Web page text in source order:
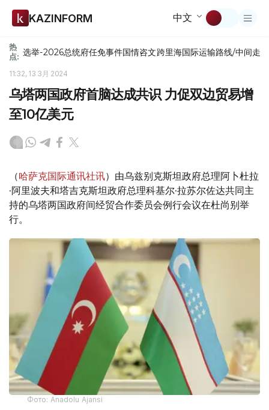
KAZINFORM 中文
热
点: 选举-2026总统府任免事件国情咨文跨里海国际运输路线/中间走廊
11:32, 13 3月 2024
乌塔两国政府首脑达成共识 力促双边贸易增
至10亿美元
（哈萨克国际通讯社讯）由乌兹别克斯坦政府总理阿卜杜拉
·阿里波夫和塔吉克斯坦政府总理科基尔·拉苏尔佐达共同主
持的乌塔两国政府间经贸合作委员会例行会议在杜尚别举
行。
Фото: Anadolu Ajansi